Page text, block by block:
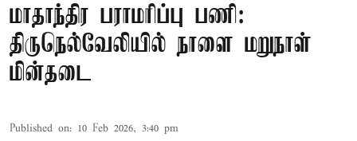
மாதாந்திர பராமரிப்பு பணி:
திருநெல்வேலியில் நாளை மறுநாள்
மின்தடை
Published on: 10 Feb 2026, 3:40 pm